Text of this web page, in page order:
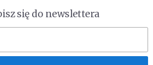
się do newslettera